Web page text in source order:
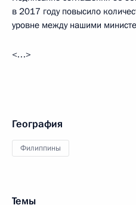
в 2017 году повысило
уровне между нашими
<…>
География
Филиппины
Темы